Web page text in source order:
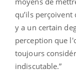
qu’ils perçoivent
y a un certain
perception que
toujours
indiscutable.”